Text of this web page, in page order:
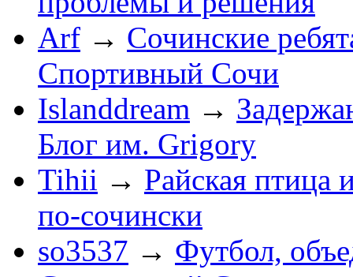
Arf → Сочинские
Спортивный Сочи
Islanddream →
Блог им. Grigory
Tihii → Райская птица
по-cочински
so3537 → Футбол,